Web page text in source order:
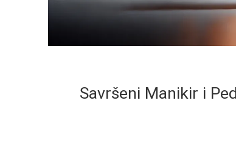
Savršeni Manikir i